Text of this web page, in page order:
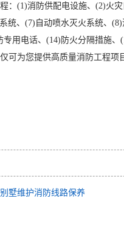
(1)消防供配电设施、(2)火灾
统、(7)自动喷水灭火系统、
用电话、(14)防火分隔措施
为您提供高质量消防工程项
墅维护消防线路保养